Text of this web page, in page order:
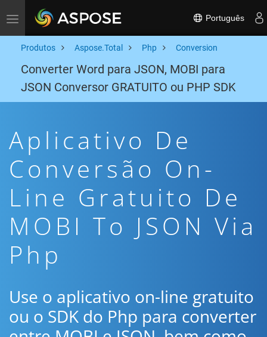
Toggle navigation Português
Produtos Aspose.Total Php Conversion
Converter Word para JSON, MOBI para
JSON Conversor GRATUITO ou PHP SDK
Aplicativo De
Conversão On-
Line Gratuito De
MOBI To JSON Via
Php
Use o aplicativo on-line gratuito
ou o SDK do Php para converter